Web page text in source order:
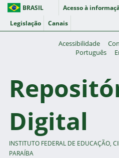
BRASIL Acesso à
Legislação
Canais
Acessibilidade
Português
Digital
INSTITUTO FEDERAL DE EDUCAÇÃO,
PARAÍBA